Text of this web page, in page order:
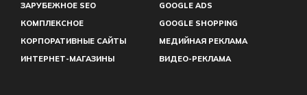
ЗАРУБЕЖНОЕ SEO
КОМПЛЕКСНОЕ
КОРПОРАТИВНЫЕ САЙТЫ
ИНТЕРНЕТ-МАГАЗИНЫ
GOOGLE ADS
GOOGLE SHOPPING
МЕДИЙНАЯ РЕКЛАМА
ВИДЕО-РЕКЛАМА